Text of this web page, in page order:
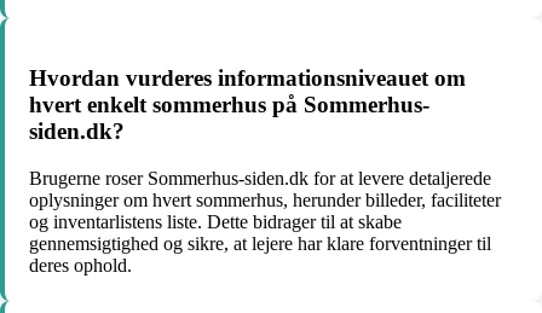
Hvordan vurderes informationsniveauet om
hvert enkelt sommerhus på Sommerhus-
siden.dk?
Brugerne roser Sommerhus-siden.dk for at levere detaljerede
oplysninger om hvert sommerhus, herunder billeder, faciliteter
og inventarlistens liste. Dette bidrager til at skabe
gennemsigtighed og sikre, at lejere har klare forventninger til
deres ophold.